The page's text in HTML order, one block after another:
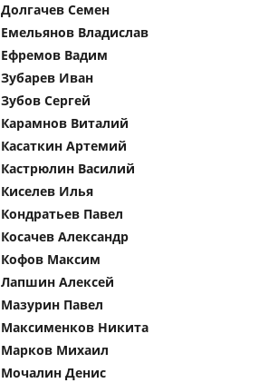
Долгачев Семен
Емельянов Владислав
Ефремов Вадим
Зубарев Иван
Зубов Сергей
Карамнов Виталий
Касаткин Артемий
Кастрюлин Василий
Киселев Илья
Кондратьев Павел
Косачев Александр
Кофов Максим
Лапшин Алексей
Мазурин Павел
Максименков Никита
Марков Михаил
Мочалин Денис